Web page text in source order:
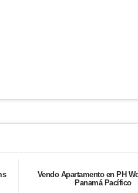
Vendo Apartamento en PH
Panamá Pacífico